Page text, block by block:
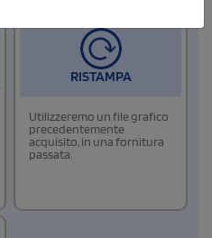
RISTAMPA
Utilizzeremo un file grafico
precedentemente
acquisito, in una fornitura
passata.